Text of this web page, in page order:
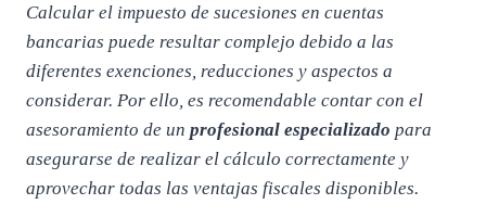
Calcular el impuesto de sucesiones en cuentas
bancarias puede resultar complejo debido a las
diferentes exenciones, reducciones y aspectos a
considerar. Por ello, es recomendable contar con el
asesoramiento de un profesional especializado para
asegurarse de realizar el cálculo correctamente y
aprovechar todas las ventajas fiscales disponibles.